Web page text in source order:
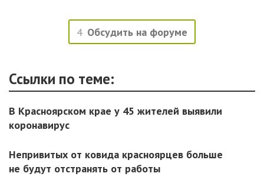
4 Обсудить на форуме
Ссылки по теме:
В Красноярском крае у 45 жителей выявили
коронавирус
Непривитых от ковида красноярцев больше
не будут отстранять от работы